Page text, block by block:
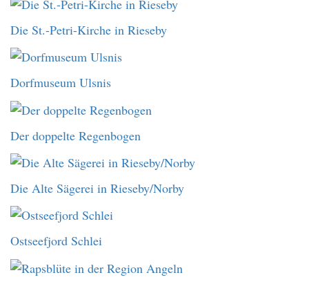
Die St.-Petri-Kirche in Rieseby
Dorfmuseum Ulsnis
Der doppelte Regenbogen
Die Alte Sägerei in Rieseby/Norby
Ostseefjord Schlei